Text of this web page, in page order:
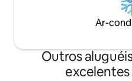
Ar-
Outros